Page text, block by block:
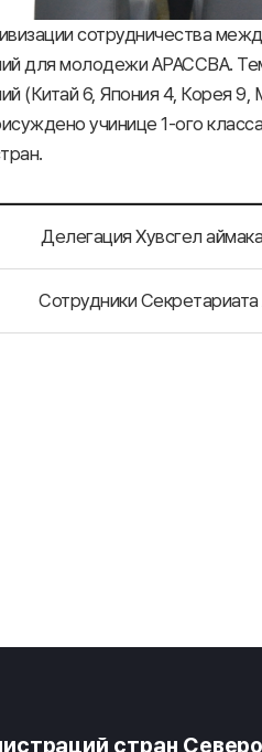
сотрудничества
для молодежи АРАССВА.
(Китай 6, Япония 4, Корея
учинице 1-ого
Делегация Хувсгел
стран